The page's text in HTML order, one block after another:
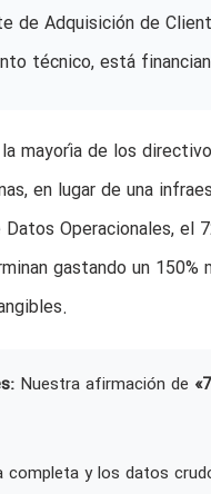
de Adquisición de
técnico, está
mayoría de los
en lugar de una
Operacionales, el
gastando un
Nuestra afirmación de
completa y los datos